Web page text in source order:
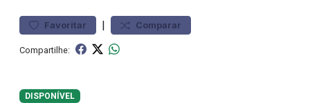
Favoritar | Comparar
Compartilhe:
DISPONÍVEL